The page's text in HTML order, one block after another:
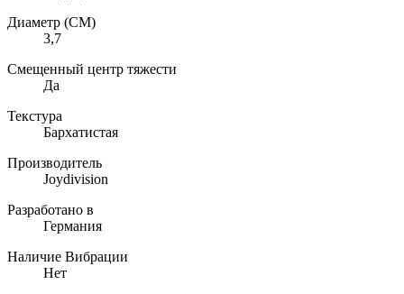
Диаметр (СМ)
3,7
Смещенный центр тяжести
Да
Текстура
Бархатистая
Производитель
Joydivision
Разработано в
Германия
Наличие Вибрации
Нет